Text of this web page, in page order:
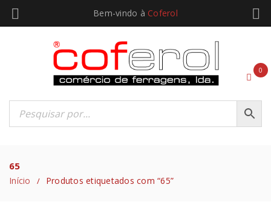
Bem-vindo à Coferol
0
65
Início / Produtos etiquetados com “65”